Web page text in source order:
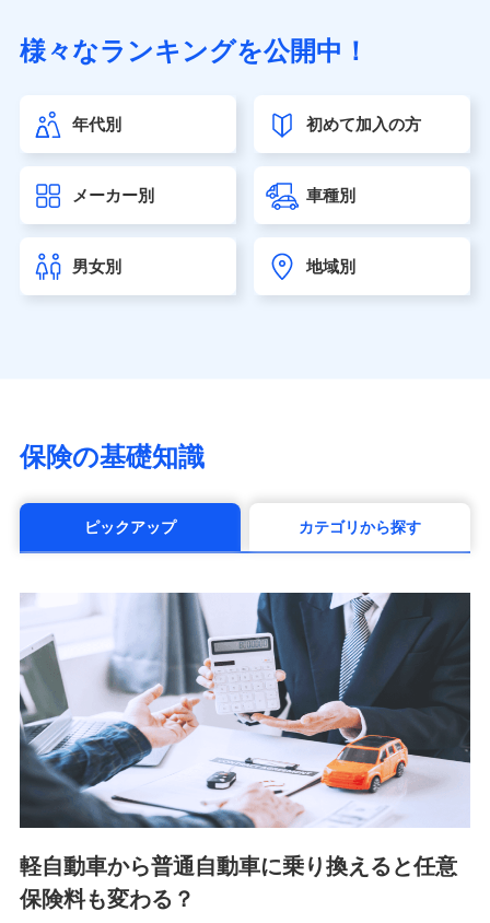
（https://www.sonylife.co.jp）
第一ネオ生命保険株式会社（https://neofirst.co.jp/）
大樹生命保険株式会社（https://www.taiju-life.co.jp）
seimei.co.jp）
チューリッヒ生命保険株式会社
東京海上日動あんしん生命保険株式会社
（https://www.tmn-anshin.co.jp/）
マニュライフ生命保険株式会社
（https://www.manulife.co.jp/）
（https://www.msa-life.co.jp/）
メットライフ生命株式会社(https://www.metlife.co.jp/)
■少額短期保険
株式会社アシロ少額短期保険 (https://kailash.co.jp/)
SBIいきいき少額短期保険会社 (https://www.i-
sedai.com/)
SBIペット少額短期保険株式会社 (https://www.sbipet-
ssi.co.jp/)
SBIリスタ少額短期保険会社
(https://www.jishin.co.jp/)
スマートプラス少額短期保険株式会社
チューリッヒ少額短期保険株式会社
(https://www.zurichssi.co.jp/)
様々なランキングを公開中！
年代別 初めて加入の方
メーカー別 車種別
男女別 地域別
保険の基礎知識
ピックアップ カテゴリから探す
軽自動車から普通自動車に乗り換えると任意
保険料も変わる？